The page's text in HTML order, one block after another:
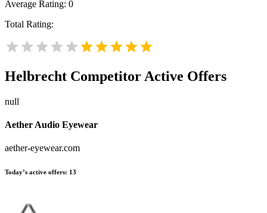
Average Rating: 0
Total Rating:
Helbrecht Competitor Active Offers
null
Aether Audio Eyewear
aether-eyewear.com
Today’s active offers: 13